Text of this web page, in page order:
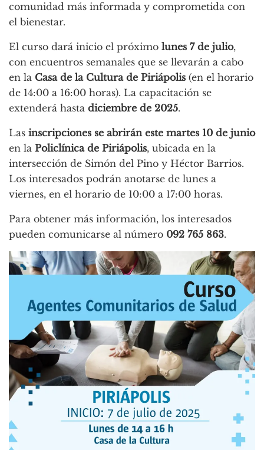
comunidad más informada y comprometida con
el bienestar.
El curso dará inicio el próximo lunes 7 de julio,
con encuentros semanales que se llevarán a cabo
en la Casa de la Cultura de Piriápolis(en el horario
de 14:00 a 16:00 horas). La capacitación se
extenderá hasta diciembre de 2025.
Las inscripciones se abrirán este martes 10 de junio
en la Policlínica de Piriápolis, ubicada en la
intersección de Simón del Pino y Héctor Barrios.
Los interesados podrán anotarse de lunes a
viernes, en el horario de 10:00 a 17:00 horas.
Para obtener más información, los interesados
pueden comunicarse al número 092 765 863.